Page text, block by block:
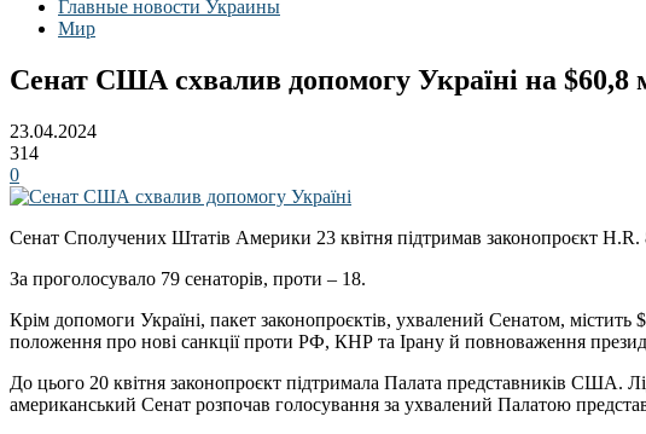
Главные новости Украины
Мир
Сенат США схвалив допомогу Україні на $60,8
23.04.2024
314
0
Сенат Сполучених Штатів Америки 23 квітня підтримав законопроєкт
За проголосувало 79 сенаторів, проти – 18.
Крім допомоги Україні, пакет законопроєктів, ухвалений Сенатом,
положення про нові санкції проти РФ, КНР та Ірану й повноваження
До цього 20 квітня законопроєкт підтримала Палата представників США.
американський Сенат розпочав голосування за ухвалений Палатою